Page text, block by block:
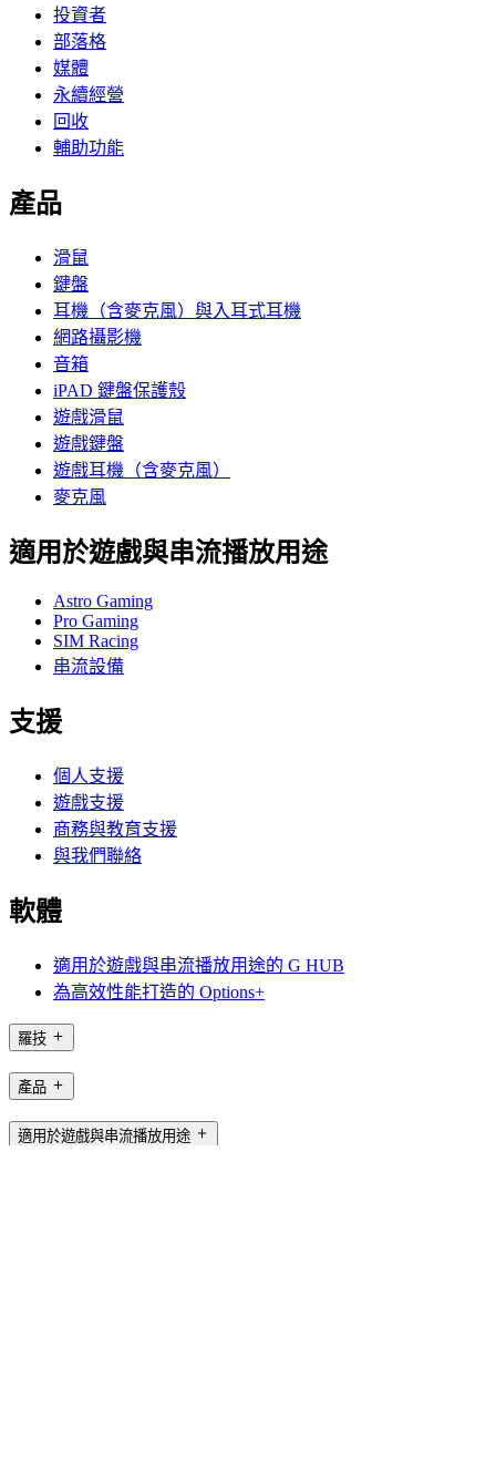
投資者
部落格
媒體
永續經營
回收
輔助功能
產品
滑鼠
鍵盤
耳機（含麥克風）與入耳式耳機
網路攝影機
音箱
iPAD 鍵盤保護殼
遊戲滑鼠
遊戲鍵盤
遊戲耳機（含麥克風）
麥克風
適用於遊戲與串流播放用途
Astro Gaming
Pro Gaming
SIM Racing
串流設備
支援
個人支援
遊戲支援
商務與教育支援
與我們聯絡
軟體
適用於遊戲與串流播放用途的 G HUB
為高效性能打造的 Options+
羅技
產品
適用於遊戲與串流播放用途